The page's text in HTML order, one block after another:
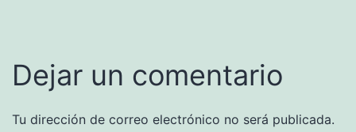
Dejar un comentario
Tu dirección de correo electrónico no será publicada.